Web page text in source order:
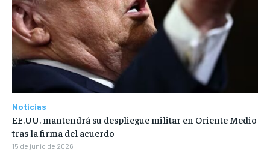
Noticias
EE.UU. mantendrá su despliegue militar en Oriente Medio
tras la firma del acuerdo
15 de junio de 2026